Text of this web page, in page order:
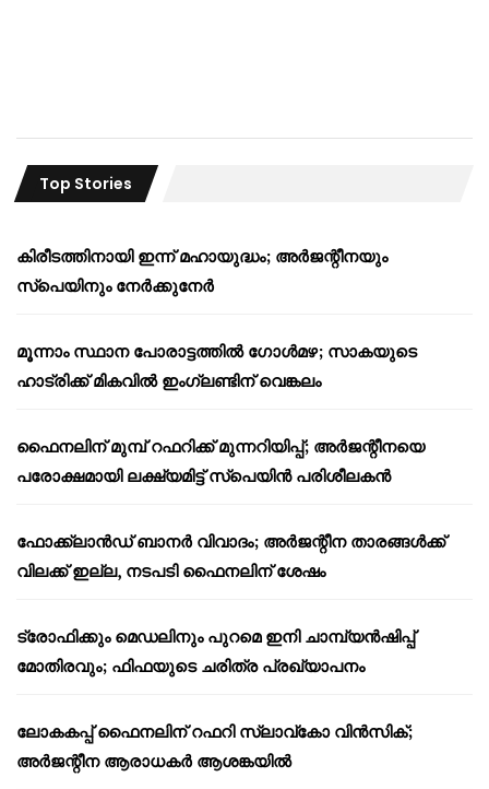
Top Stories
കിരീടത്തിനായി ഇന്ന് മഹായുദ്ധം; അർജന്റീനയും
സ്പെയിനും നേർക്കുനേർ
മൂന്നാം സ്ഥാന പോരാട്ടത്തിൽ ഗോൾമഴ; സാകയുടെ
ഹാട്രിക്ക് മികവിൽ ഇംഗ്ലണ്ടിന് വെങ്കലം
ഫൈനലിന് മുമ്പ് റഫറിക്ക് മുന്നറിയിപ്പ്; അർജന്റീനയെ
പരോക്ഷമായി ലക്ഷ്യമിട്ട് സ്പെയിൻ പരിശീലകൻ
ഫോക്ക്‌ലാൻഡ് ബാനർ വിവാദം; അർജന്റീന താരങ്ങൾക്ക്
വിലക്ക് ഇല്ല, നടപടി ഫൈനലിന് ശേഷം
ട്രോഫിക്കും മെഡലിനും പുറമെ ഇനി ചാമ്പ്യൻഷിപ്പ്
മോതിരവും; ഫിഫയുടെ ചരിത്ര പ്രഖ്യാപനം
ലോകകപ്പ് ഫൈനലിന് റഫറി സ്ലാവ്‌കോ വിൻസിക്;
അർജന്റീന ആരാധകർ ആശങ്കയിൽ